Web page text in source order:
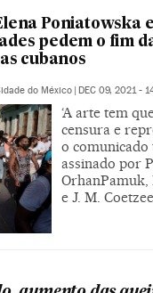
Poniatowska
pedem o fim
cubanos
do México | DEC 09, 2021 -
‘A arte tem
censura e
o comunicado
assinado por
OrhanPamuk,
e J. M.